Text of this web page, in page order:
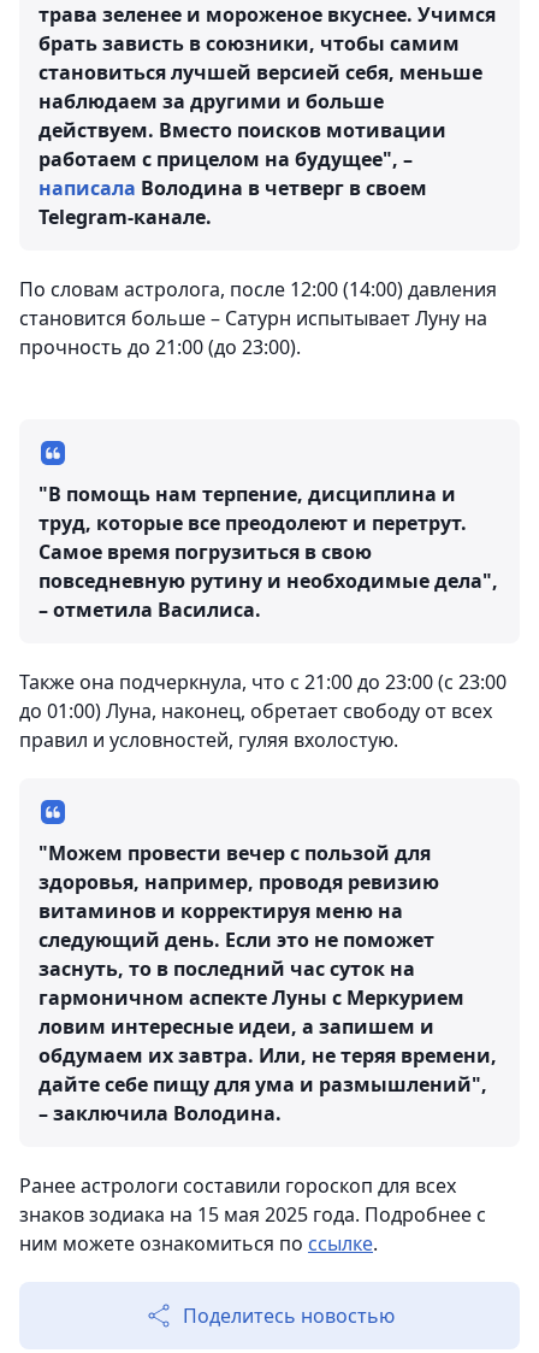
трава зеленее и мороженое вкуснее. Учимся
брать зависть в союзники, чтобы самим
становиться лучшей версией себя, меньше
наблюдаем за другими и больше
действуем. Вместо поисков мотивации
работаем с прицелом на будущее", –
написала Володина в четверг в своем
Telegram-канале.
По словам астролога, после 12:00 (14:00) давления
становится больше – Сатурн испытывает Луну на
прочность до 21:00 (до 23:00).
"В помощь нам терпение, дисциплина и
труд, которые все преодолеют и перетрут.
Самое время погрузиться в свою
повседневную рутину и необходимые дела",
– отметила Василиса.
Также она подчеркнула, что с 21:00 до 23:00 (с 23:00
до 01:00) Луна, наконец, обретает свободу от всех
правил и условностей, гуляя вхолостую.
"Можем провести вечер с пользой для
здоровья, например, проводя ревизию
витаминов и корректируя меню на
следующий день. Если это не поможет
заснуть, то в последний час суток на
гармоничном аспекте Луны с Меркурием
ловим интересные идеи, а запишем и
обдумаем их завтра. Или, не теряя времени,
дайте себе пищу для ума и размышлений",
– заключила Володина.
Ранее астрологи составили гороскоп для всех
знаков зодиака на 15 мая 2025 года. Подробнее с
ним можете ознакомиться по ссылке.
Поделитесь новостью